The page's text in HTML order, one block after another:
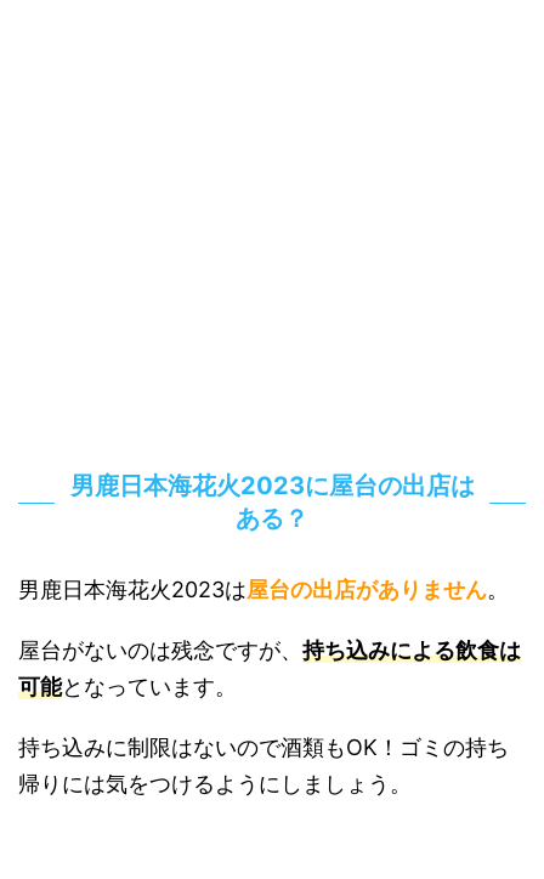
男鹿日本海花火2023に屋台の出店は
ある？
男鹿日本海花火2023は屋台の出店がありません。
屋台がないのは残念ですが、 持ち込みによる飲食は
可能となっています。
持ち込みに制限はないので酒類もOK！ゴミの持ち
帰りには気をつけるようにしましょう。